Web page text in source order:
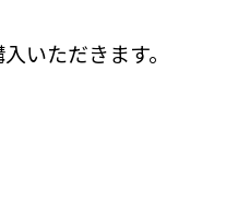
いただきます。